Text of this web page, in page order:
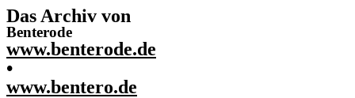
Das Archiv von
Benterode
www.benterode.de
•
www.bentero.de